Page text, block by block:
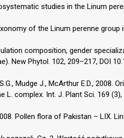
studies in the Linum
of the Linum perenne group
composition, gender
New Phytol. 102, 209–217, DOI
Mudge J., McArthur E.D., 2008.
L. complex. Int. J. Plant Sci. 169 (3),
Pollen flora of Pakistan – LIX.